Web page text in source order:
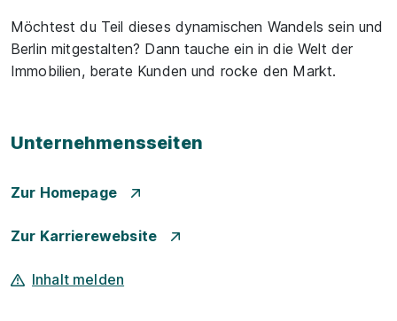
Möchtest du Teil dieses dynamischen Wandels sein und
Berlin mitgestalten? Dann tauche ein in die Welt der
Immobilien, berate Kunden und rocke den Markt.
Unternehmensseiten
Zur Homepage
Zur Karrierewebsite
Inhalt melden